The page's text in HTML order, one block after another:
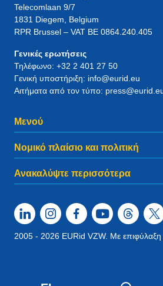
Telecomlaan 9/7
1831 Diegem , Belgium
RPR Brussel – VAT BE 0864.240.405
Γενικές ερωτήσεις
Τηλέφωνο: +32 2 401 27 50
Γενική υποστήριξη: info@eurid.eu
Αιτήματα από τον τύπο:
Μενού
Νομικό πλαίσιο και πολιτική
Ανακαλύψτε περισσότερα
2005 - 2026 EURid VZW. Με επιφύλαξη